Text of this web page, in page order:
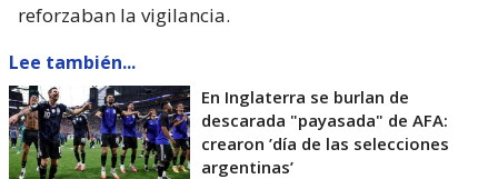
reforzaban la vigilancia.
Lee también...
En Inglaterra se burlan de
descarada "payasada" de AFA:
crearon ’día de las selecciones
argentinas’